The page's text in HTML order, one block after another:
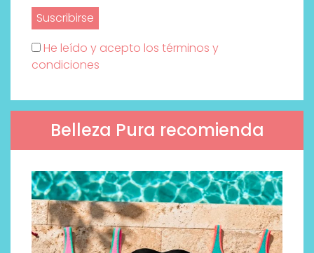
He leído y acepto los términos y
condiciones
Belleza Pura recomienda